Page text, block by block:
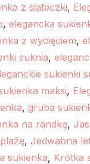
z siateczki,
, elegancka
z wycięciem,
suknia,
sukienki
maksi,
, gruba
na randkę,
, Jedwabna
sukienka, Krótka